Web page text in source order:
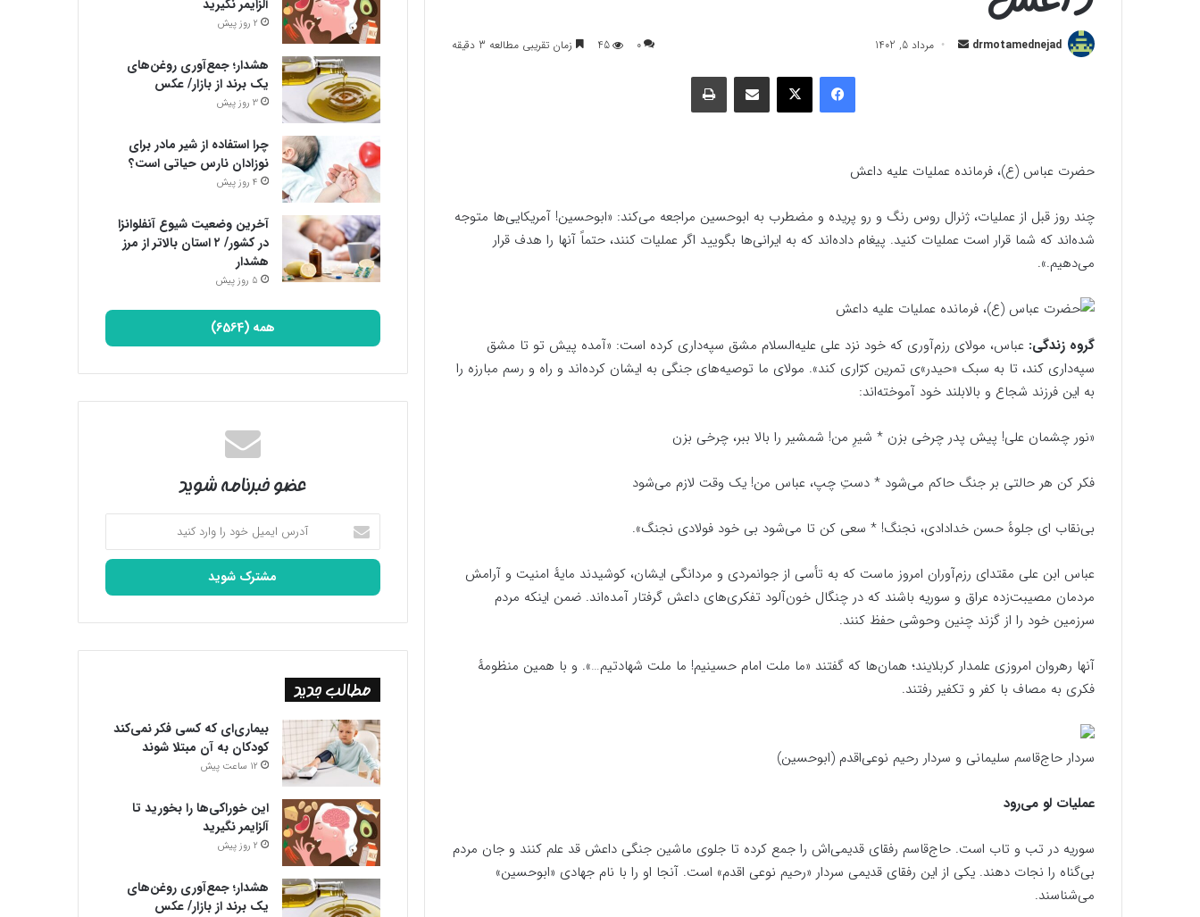
drmotamednejad
ارسال مرداد 5, 1402 0
45 زمان تقریبی مطالعه 3 دقیقه
فیسبوک ایکس اشتراک گذاری با ایمیل چاپ
حضرت عباس (ع)، فرمانده عملیات علیه داعش
چند روز قبل از عملیات، ژنرال روس رنگ و رو پریده و مضطرب به ابوحسین مراجعه می‌کند: «ابوحسین! آمریکایی‌ها متوجه
شده‌اند که شما قرار است عملیات کنید. پیغام داده‌اند که به ایرانی‌ها بگویید اگر عملیات کنند، حتماً آنها را هدف قرار
می‌دهیم.».
گروه زندگی: عباس، مولای رزم‌آوری که خود نزد علی علیه‌السلام مشق سپه‌داری کرده است: «آمده پیش تو تا مشق
سپه‌داری کند، تا به سبک «حیدر»ی تمرین کرّاری کند». مولای ما توصیه‌های جنگی به ایشان کرده‌اند و راه و رسم مبارزه را
به این فرزند شجاع و بالابلند خود آموخته‌اند:
«نور چشمان علی! پیش پدر چرخی بزن * شیرِ من! شمشیر را بالا ببر، چرخی بزن
فکر کن هر حالتی بر جنگ حاکم می‌شود * دستِ چپ، عباس من! یک وقت لازم می‌شود
بی‌نقاب ای جلوهٔ حسن خدادادی، نجنگ! * سعی کن تا می‌شود بی خود فولادی نجنگ».
عباس ابن علی مقتدای رزم‌آوران امروز ماست که به تأسی از جوانمردی و مردانگی ایشان، کوشیدند مایهٔ امنیت و آرامش
مردمان مصیبت‌زده عراق و سوریه باشند که در چنگال خون‌آلود تفکری‌های داعش گرفتار آمده‌اند. ضمن اینکه مردم
سرزمین خود را از گزند چنین وحوشی حفظ کنند.
آنها رهروان امروزی علمدار کربلایند؛ همان‌ها که گفتند «ما ملت امام حسینیم! ما ملت شهادتیم…». و با همین منظومهٔ
فکری به مصاف با کفر و تکفیر رفتند.
سردار حاج‌قاسم سلیمانی و سردار رحیم نوعی‌اقدم (ابوحسین)
عملیات لو می‌رود
سوریه در تب و تاب است. حاج‌قاسم رفقای قدیمی‌اش را جمع کرده تا جلوی ماشین جنگی داعش قد علم کنند و جان مردم
بی‌گناه را نجات دهند. یکی از این رفقای قدیمی سردار «رحیم نوعی اقدم» است. آنجا او را با نام جهادی «ابوحسین»
می‌شناسند.
آلزایمر نگیرید
2 روز پیش
هشدار؛ جمع‌آوری روغن‌های
یک برند از بازار/ عکس
3 روز پیش
چرا استفاده از شیر مادر برای
نوزادان نارس حیاتی است؟
4 روز پیش
آخرین وضعیت شیوع آنفلوانزا
در کشور/ ۲ استان بالاتر از مرز
هشدار
5 روز پیش
همه (6564)
عضو خبرنامه شوید
آدرس
ایمیل
خود
وارد
مطالب جدید
بیماری‌ای که کسی فکر نمی‌کند
کودکان به آن مبتلا شوند
12 ساعت پیش
این خوراکی‌ها را بخورید تا
آلزایمر نگیرید
2 روز پیش
هشدار؛ جمع‌آوری روغن‌های
یک برند از بازار/ عکس